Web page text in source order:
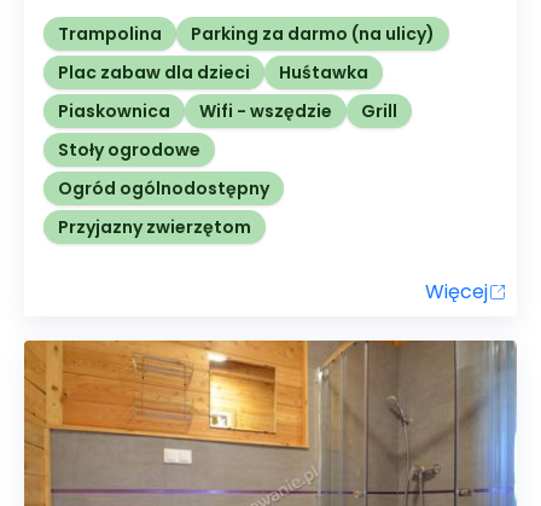
Trampolina
Parking za darmo (na ulicy)
Plac zabaw dla dzieci
Huśtawka
Piaskownica
Wifi - wszędzie
Grill
Stoły ogrodowe
Ogród ogólnodostępny
Przyjazny zwierzętom
Więcej